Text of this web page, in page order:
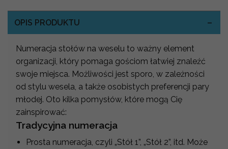
OPIS PRODUKTU
Numeracja stołów na weselu to ważny element
organizacji, który pomaga gościom łatwiej znaleźć
swoje miejsca. Możliwości jest sporo, w zależności
od stylu wesela, a także osobistych preferencji pary
młodej. Oto kilka pomysłów, które mogą Cię
zainspirować:
Tradycyjna numeracja
Prosta numeracja, czyli „Stół 1”, „Stół 2”, itd. Może